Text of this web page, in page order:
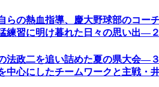
らの熱血指導、慶大野球部のコー
練習に明け暮れた日々の思い出―
法政二を追い詰めた夏の県大会―
中心にしたチームワークと主戦・